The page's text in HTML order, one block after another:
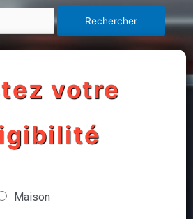
votre
Maison